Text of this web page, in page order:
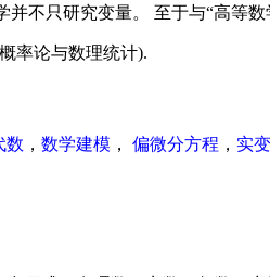
不只研究变量。 至于与“高等
率论与数理统计).
数 ， 数学建模 ， 偏微分方程 ， 实